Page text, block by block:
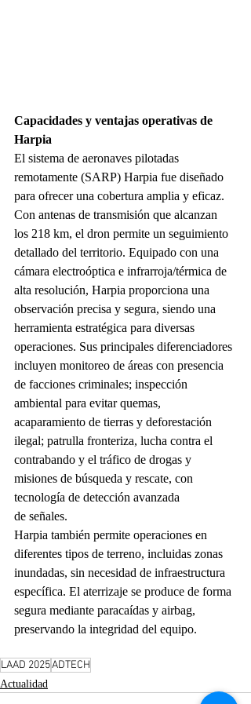
Capacidades y ventajas operativas de
Harpia
El sistema de aeronaves pilotadas
remotamente (SARP) Harpia fue diseñado
para ofrecer una cobertura amplia y eficaz.
Con antenas de transmisión que alcanzan
los 218 km, el dron permite un seguimiento
detallado del territorio. Equipado con una
cámara electroóptica e infrarroja/térmica de
alta resolución, Harpia proporciona una
observación precisa y segura, siendo una
herramienta estratégica para diversas
operaciones. Sus principales diferenciadores
incluyen monitoreo de áreas con presencia
de facciones criminales; inspección
ambiental para evitar quemas,
acaparamiento de tierras y deforestación
ilegal; patrulla fronteriza, lucha contra el
contrabando y el tráfico de drogas y
misiones de búsqueda y rescate, con
tecnología de detección avanzada
de señales.
Harpia también permite operaciones en
diferentes tipos de terreno, incluidas zonas
inundadas, sin necesidad de infraestructura
específica. El aterrizaje se produce de forma
segura mediante paracaídas y airbag,
preservando la integridad del equipo.
LAAD 2025ADTECH
Actualidad